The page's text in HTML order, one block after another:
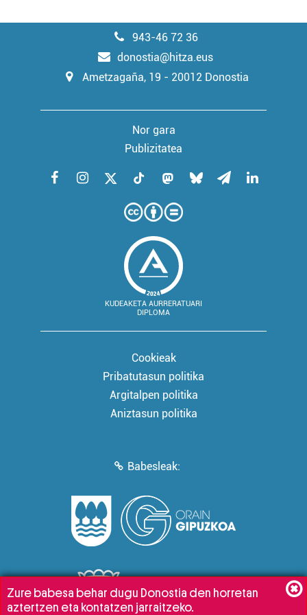
943-46 72 36
donostia@hitza.eus
Ametzagaña, 19 - 20012 Donostia
Nor gara
Publizitatea
KUDEAKETA AURRERATUARI
DIPLOMA
Cookieak
Pribatutasun politika
Argitalpen politika
Aniztasun politika
Babesleak:
Zure babesa behar dugu Donostia den horretan
aztertzen eta kontatzen jarraitzeko.